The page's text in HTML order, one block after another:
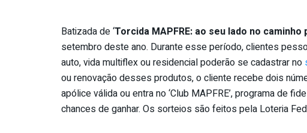
Batizada de ‘Torcida MAPFRE: ao seu lado no caminho
setembro deste ano. Durante esse período, clientes
auto, vida multiflex ou residencial poderão se cadastrar no
ou renovação desses produtos, o cliente recebe dois
apólice válida ou entra no ‘Club MAPFRE’, programa de
chances de ganhar. Os sorteios são feitos pela Loteria